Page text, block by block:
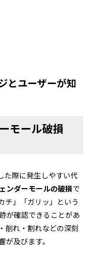
とユーザーが知
モール破損
た際に発生しやすい代
ンダーモールの破損で
チ」「ガリッ」という
が確認できることがあ
削れ・割れなどの深刻
が及びます。